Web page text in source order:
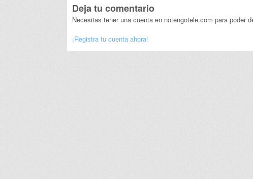
Deja tu comentario
Necesitas tener una cuenta en notengotele.com para poder
¡Registra tu cuenta ahora!